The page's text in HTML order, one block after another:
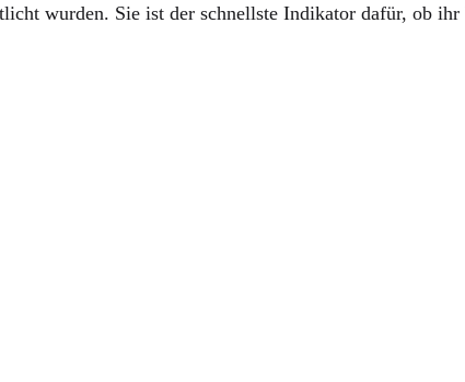
wurden. Sie ist der schnellste Indikator dafür, ob